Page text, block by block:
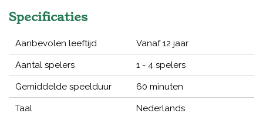
Specificaties
Aanbevolen leeftijd Vanaf 12 jaar
Aantal spelers 1 - 4 spelers
Gemiddelde speelduur 60 minuten
Taal Nederlands